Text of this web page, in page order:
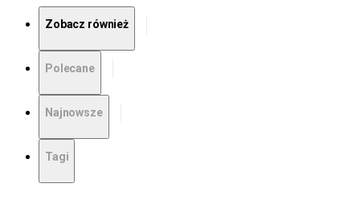
Zobacz również
Polecane
Najnowsze
Tagi